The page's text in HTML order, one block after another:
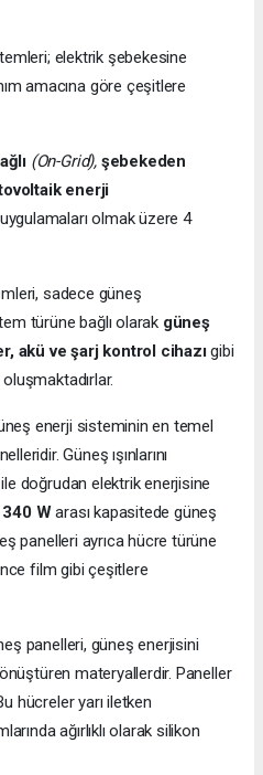
elektrik şebekesine
amacına göre çeşitlere
(On-Grid), şebekeden
enerji
uygulamaları olmak üzere 4
sadece güneş
türüne bağlı olarak güneş
akü ve şarj kontrol cihazıgibi
enerji sisteminin en temel
Güneş ışınlarını
doğrudan elektrik enerjisine
Warası kapasitede güneş
panelleri ayrıca hücre türüne
film gibi çeşitlere
panelleri, güneş enerjisini
materyallerdir. Paneller
hücreler yarı iletken
ağırlıklı olarak silikon